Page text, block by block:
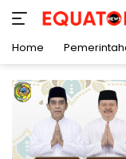
konten
Home